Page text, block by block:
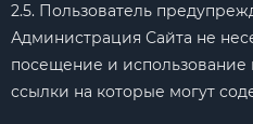
2.5. Пользователь
Администрация Сайта не
посещение и
ссылки на которые могут